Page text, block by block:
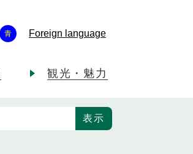
青 Foreign language
観光・魅力